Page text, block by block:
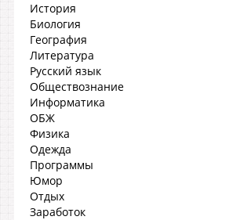
История
Биология
География
Литература
Русский язык
Обществознание
Информатика
ОБЖ
Физика
Одежда
Программы
Юмор
Отдых
Заработок